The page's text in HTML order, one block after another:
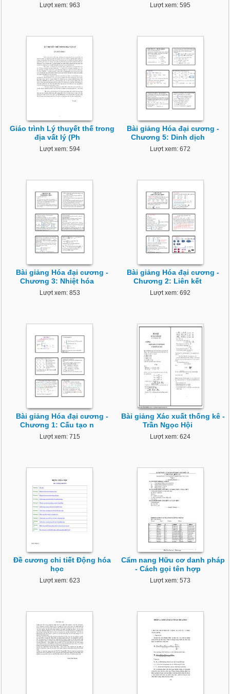
Lượt xem: 963 Lượt xem: 595
Giáo trình Lý thuyết thế trong
địa vất lý (Ph
Lượt xem: 594
Bài giảng Hóa đại cương -
Chương 5: Dinh dịch
Lượt xem: 672
Bài giảng Hóa đại cương -
Chương 3: Nhiệt hóa
Lượt xem: 853
Bài giảng Hóa đại cương -
Chương 2: Liên kết
Lượt xem: 692
Bài giảng Hóa đại cương -
Chương 1: Cấu tạo n
Lượt xem: 715
Bài giảng Xác xuất thống kê -
Trần Ngọc Hội
Lượt xem: 624
Đề cương chi tiết Động hóa
học
Lượt xem: 623
Cẩm nang Hữu cơ danh pháp
- Cách gọi tên hợp
Lượt xem: 573